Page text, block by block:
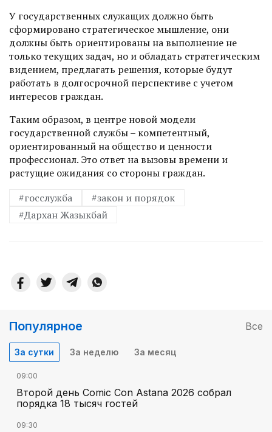
У государственных служащих должно быть
сформировано стратегическое мышление, они
должны быть ориентированы на выполнение не
только текущих задач, но и обладать стратегическим
видением, предлагать решения, которые будут
работать в долгосрочной перспективе с учетом
интересов граждан.
Таким образом, в центре новой модели
государственной службы – компетент­ный,
ориентированный на общество и ценности
профессионал. Это ответ на вызовы времени и
растущие ожидания со стороны граждан.
#госслужба
#закон и порядок
#Дархан Жазыкбай
Популярное Все
За сутки За неделю За месяц
09:00
Второй день Comic Con Astana 2026 собрал
порядка 18 тысяч гостей
09:30